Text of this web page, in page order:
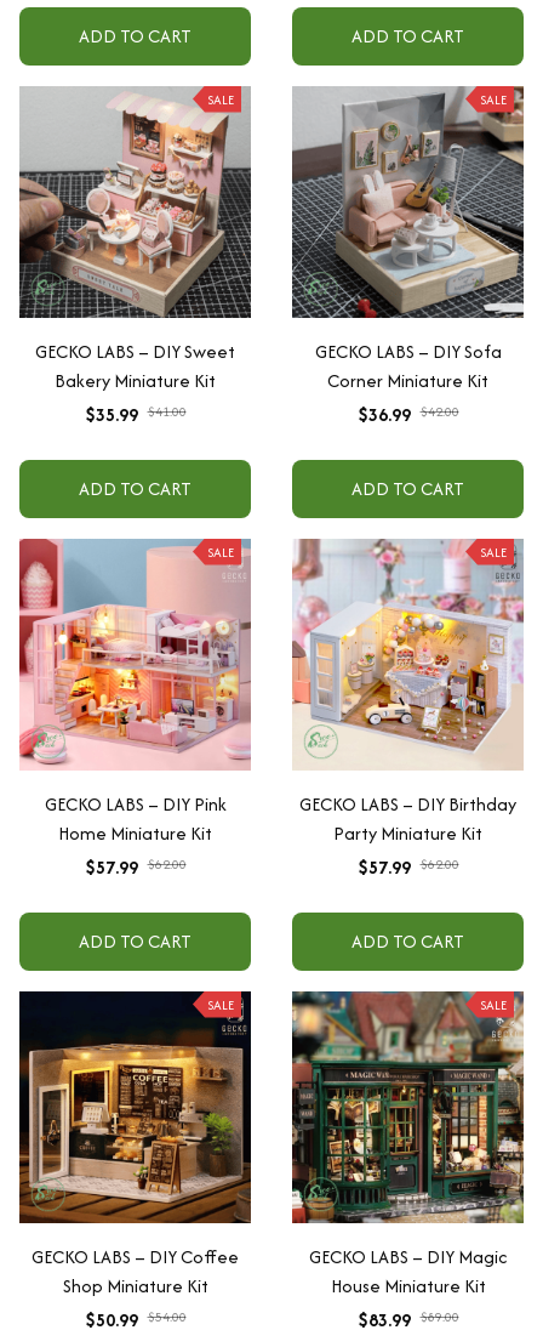
ADD TO CART ADD TO CART
SALE
GECKO LABS – DIY Sweet
Bakery Miniature Kit
$35.99 $41.00
ADD TO CART
SALE
GECKO LABS – DIY Sofa
Corner Miniature Kit
$36.99 $42.00
ADD TO CART
SALE
GECKO LABS – DIY Pink
Home Miniature Kit
$57.99 $62.00
ADD TO CART
SALE
GECKO LABS – DIY Birthday
Party Miniature Kit
$57.99 $62.00
ADD TO CART
SALE
GECKO LABS – DIY Coffee
Shop Miniature Kit
$50.99 $54.00
SALE
GECKO LABS – DIY Magic
House Miniature Kit
$83.99 $89.00